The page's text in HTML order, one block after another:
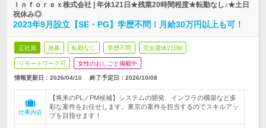
Ｉｎｆｏｒｅｘ株式会社 | 年休121日★残業20時間程度★転勤なし♪★土日
祝休み◎
2023年9月設立【SE・PG】学歴不問！月給30万円以上も可！
正社員 急募 転勤なし 学歴不問 完全週休2日制
リモートワーク可 女性のおしごと掲載中
情報更新日：2026/04/10 終了予定日： 2026/10/08
仕事内容
【将来のPL／PM候補】システムの開発、インフラの構築など多
彩な案件をお任せします。東京の案件を担当するのでスキルアッ
プを目指せます！